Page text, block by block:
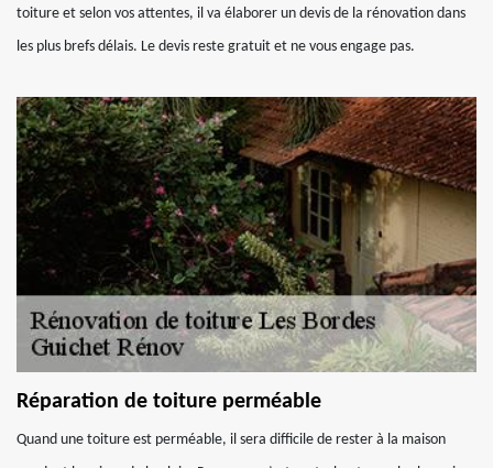
toiture et selon vos attentes, il va élaborer un devis de la rénovation dans
les plus brefs délais. Le devis reste gratuit et ne vous engage pas.
Réparation de toiture perméable
Quand une toiture est perméable, il sera difficile de rester à la maison